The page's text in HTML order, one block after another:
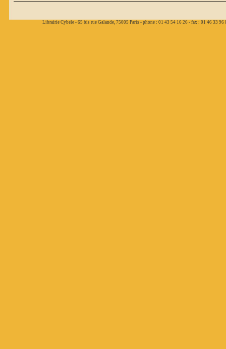
Librairie Cybele - 65 bis rue Galande, 75005 Paris - phone : 01 43 54 16 26 - fax : 01 46 33